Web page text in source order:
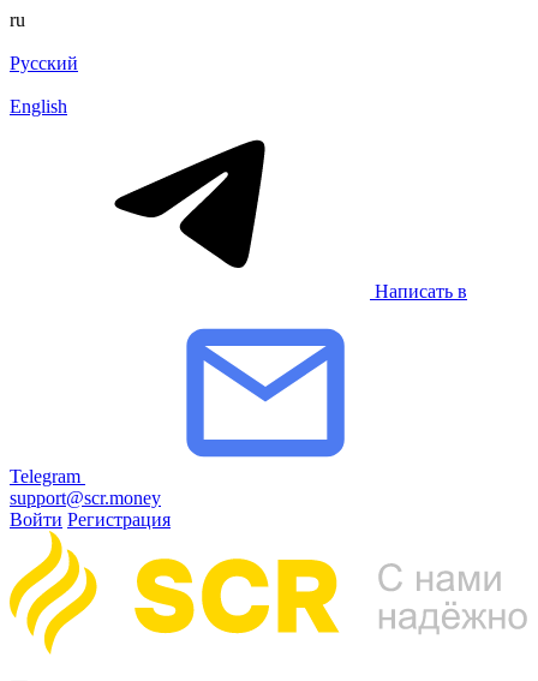
ru
Русский
English
Написать в
Telegram
support@scr.money
Войти Регистрация